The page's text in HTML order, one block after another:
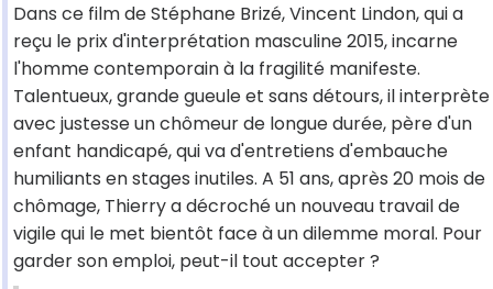
Dans ce film de Stéphane Brizé, Vincent Lindon, qui a
reçu le prix d'interprétation masculine 2015, incarne
l'homme contemporain à la fragilité manifeste.
Talentueux, grande gueule et sans détours, il interprète
avec justesse un chômeur de longue durée, père d'un
enfant handicapé, qui va d'entretiens d'embauche
humiliants en stages inutiles. A 51 ans, après 20 mois de
chômage, Thierry a décroché un nouveau travail de
vigile qui le met bientôt face à un dilemme moral. Pour
garder son emploi, peut-il tout accepter ?